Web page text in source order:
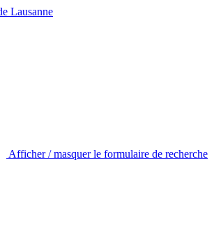
Afficher / masquer le formulaire de recherche